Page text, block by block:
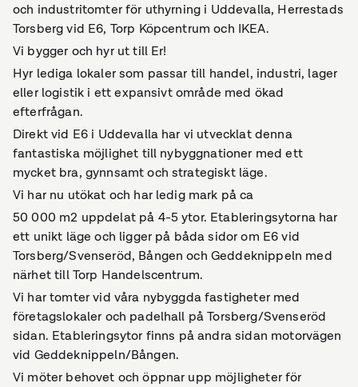
och industritomter för uthyrning i Uddevalla, Herrestads
Torsberg vid E6, Torp Köpcentrum och IKEA.
Vi bygger och hyr ut till Er!
Hyr lediga lokaler som passar till handel, industri, lager
eller logistik i ett expansivt område med ökad
efterfrågan.
Direkt vid E6 i Uddevalla har vi utvecklat denna
fantastiska möjlighet till nybyggnationer med ett
mycket bra, gynnsamt och strategiskt läge.
Vi har nu utökat och har ledig mark på ca
50 000 m2 uppdelat på 4-5 ytor. Etableringsytorna har
ett unikt läge och ligger på båda sidor om E6 vid
Torsberg/Svenseröd, Bången och Geddeknippeln med
närhet till Torp Handelscentrum.
Vi har tomter vid våra nybyggda fastigheter med
företagslokaler och padelhall på Torsberg/Svenseröd
sidan. Etableringsytor finns på andra sidan motorvägen
vid Geddeknippeln/Bången.
Vi möter behovet och öppnar upp möjligheter för